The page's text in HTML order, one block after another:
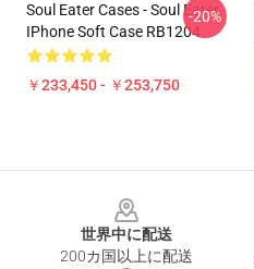
Soul Eater Cases - Soul Eater
IPhone Soft Case RB1204
￥233,450 - ￥253,750
-20%
世界中に配送
200カ国以上に配送